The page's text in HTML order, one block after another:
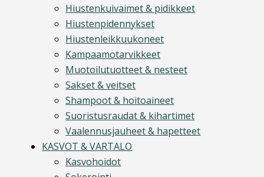
Hiustenkuivaimet & pidikkeet
Hiustenpidennykset
Hiustenleikkuukoneet
Kampaamotarvikkeet
Muotoilutuotteet & nesteet
Sakset & veitset
Shampoot & hoitoaineet
Suoristusraudat & kihartimet
Vaalennusjauheet & hapetteet
KASVOT & VARTALO
Kasvohoidot